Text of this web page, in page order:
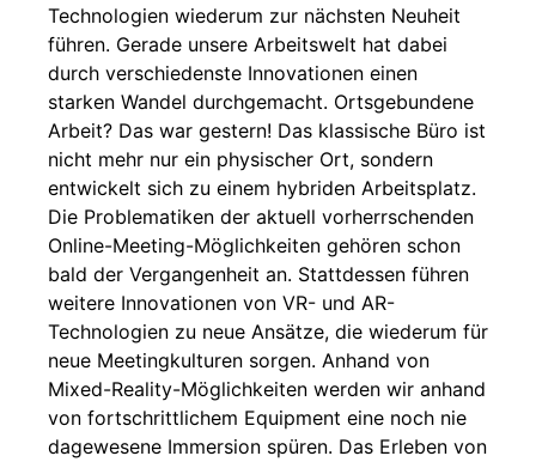
Technologien wiederum zur nächsten Neuheit
führen. Gerade unsere Arbeitswelt hat dabei
durch verschiedenste Innovationen einen
starken Wandel durchgemacht. Ortsgebundene
Arbeit? Das war gestern! Das klassische Büro ist
nicht mehr nur ein physischer Ort, sondern
entwickelt sich zu einem hybriden Arbeitsplatz.
Die Problematiken der aktuell vorherrschenden
Online-Meeting-Möglichkeiten gehören schon
bald der Vergangenheit an. Stattdessen führen
weitere Innovationen von VR- und AR-
Technologien zu neue Ansätze, die wiederum für
neue Meetingkulturen sorgen. Anhand von
Mixed-Reality-Möglichkeiten werden wir anhand
von fortschrittlichem Equipment eine noch nie
dagewesene Immersion spüren. Das Erleben von